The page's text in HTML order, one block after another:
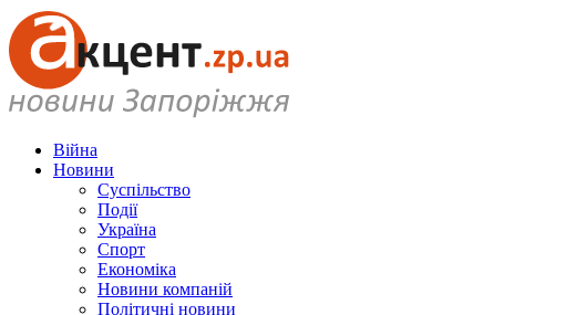
Війна
Новини
Суспільство
Події
Україна
Спорт
Економіка
Новини компаній
Політичні новини